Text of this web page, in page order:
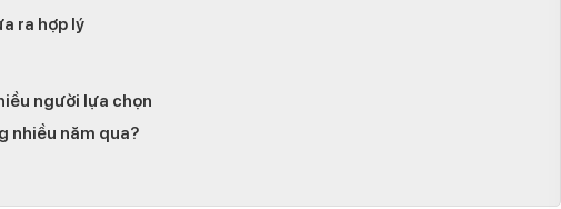
ra hợp lý
người lựa chọn
nhiều năm qua?